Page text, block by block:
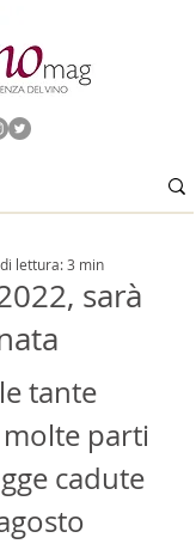
sarà
lettura: 3 min
tante
parti
cadute